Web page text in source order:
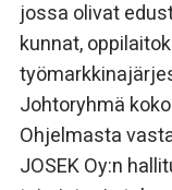
jossa olivat
kunnat,
Johtoryhmä
Ohjelmasta
JOSEK Oy:n